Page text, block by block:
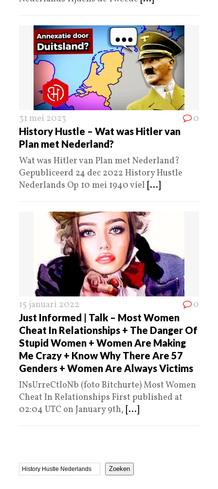
31 mei 2023 0
History Hustle – Wat was Hitler van
Plan met Nederland?
Wat was Hitler van Plan met Nederland?
Gepubliceerd 24 dec 2022 History Hustle
Nederlands Op 10 mei 1940 viel [...]
15 januari 2022 0
Just Informed | Talk – Most Women
Cheat In Relationships + The Danger Of
Stupid Women + Women Are Making
Me Crazy + Know Why There Are 57
Genders + Women Are Always Victims
INsUrreCtIoNb (foto Bitchurte) Most Women
Cheat In Relationships First published at
02:04 UTC on January 9th, [...]
Zoeken